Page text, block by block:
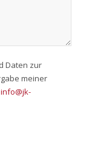
Daten zur
meiner
info@jk-